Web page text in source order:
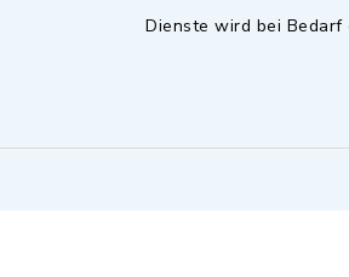
Dienste wird bei